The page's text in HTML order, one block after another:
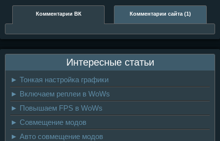
Комментарии ВК Комментарии сайта (1)
Интересные статьи
► Тонкая настройка графики
► Включаем реплеи в WoWs
► Повышаем FPS в WoWs
► Совмещение модов
► Авто совмещение модов